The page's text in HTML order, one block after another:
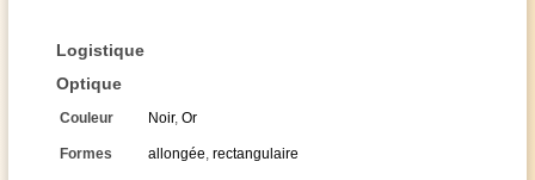
Logistique
Optique
Couleur Noir, Or
Formes allongée, rectangulaire